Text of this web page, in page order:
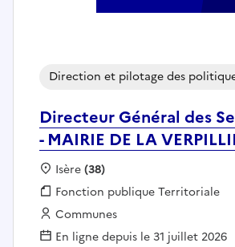
Directeur Général des
- MAIRIE DE LA
Direction et pilotage des
Localisation :
Isère(38)
Fonction publique :
Fonction publique Territoriale
Employeur :
Communes
En ligne depuis le 31 juillet 2026